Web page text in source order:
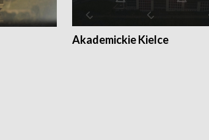
Akademickie Kielce